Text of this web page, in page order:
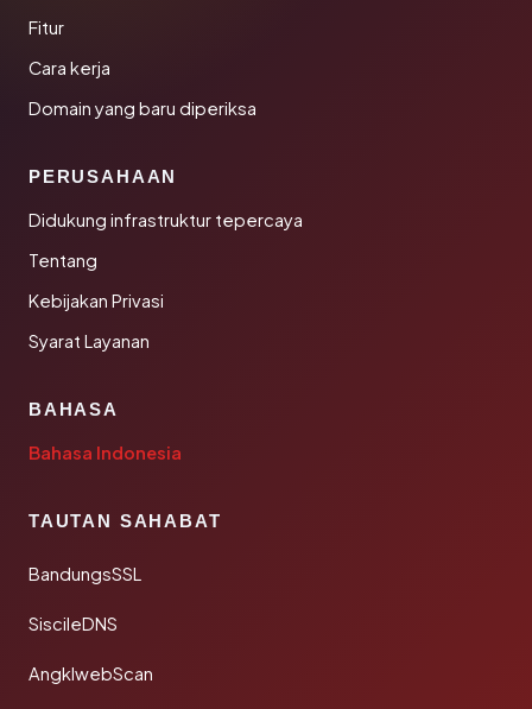
Fitur
Cara kerja
Domain yang baru diperiksa
PERUSAHAAN
Didukung infrastruktur tepercaya
Tentang
Kebijakan Privasi
Syarat Layanan
BAHASA
Bahasa Indonesia
TAUTAN SAHABAT
BandungsSSL
SiscileDNS
AngklwebScan